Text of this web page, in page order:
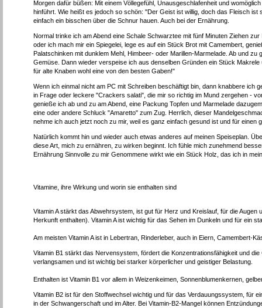
Morgen dafür büßen: Mit einem Völlegefühl, Unausgeschlafenheit und
hinführt. Wie heißt es jedoch so schön: "Der Geist ist willig, doch das Fleisch
einfach ein bisschen über die Schnur hauen. Auch bei der Ernährung.
Normal trinke ich am Abend eine Schale Schwarztee mit fünf Minuten Ziehen
oder ich mach mir ein Spiegelei, lege es auf ein Stück Brot mit Camembert,
Palatschinken mit dunklem Mehl, Himbeer- oder Marillen-Marmelade. Ab und
Gemüse. Dann wieder verspeise ich aus denselben Gründen ein Stück
für alte Knaben wohl eine von den besten Gaben!"
Wenn ich einmal nicht am PC mit Schreiben beschäftigt bin, dann knabbere
in Frage oder leckere "Crackers salati", die mir so richtig im Mund zergehen -
genieße ich ab und zu am Abend, eine Packung Topfen und Marmelade
eine oder andere Schluck "Amaretto" zum Zug. Herrlich, dieser
nehme ich auch jetzt noch zu mir, weil es ganz einfach gesund ist und für einen
Natürlich kommt hin und wieder auch etwas anderes auf meinen Speiseplan.
diese Art, mich zu ernähren, zu wirken beginnt. Ich fühle mich zunehmend
Ernährung Sinnvolle zu mir Genommene wirkt wie ein Stück Holz, das ich in
Vitamine, ihre Wirkung und worin sie enthalten sind
Vitamin A stärkt das Abwehrsystem, ist gut für Herz und Kreislauf, für die
Herkunft enthalten). Vitamin A ist wichtig für das Sehen im Dunkeln und für ein
Am meisten Vitamin A ist in Lebertran, Rinderleber, auch in Eiern, Camembert-
Vitamin B1 stärkt das Nervensystem, fördert die Konzentrationsfähigkeit und
verlangsamen und ist wichtig bei starker körperlicher und geistiger Belastung.
Enthalten ist Vitamin B1 vor allem in Weizenkeimen, Sonnenblumenkernen,
Vitamin B2 ist für den Stoffwechsel wichtig und für das Verdauungssystem, für
in der Schwangerschaft und im Alter. Bei Vitamin-B2-Mangel können